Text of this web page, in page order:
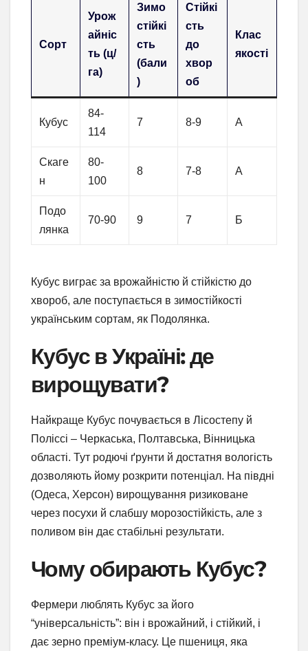
Сорт
Урож
айніс
ть (ц/
га)
Зимо
стійкі
сть
(бали
)
Стійкі
сть
до
хвор
об
Клас
якості
Кубус
84-
114
7 8-9 А
Скаге
н
80-
100
8 7-8 А
Подо
лянка
70-90 9 7 Б
Кубус виграє за врожайністю й стійкістю до
хвороб, але поступається в зимостійкості
українським сортам, як Подолянка.
Кубус в Україні: де
вирощувати?
Найкраще Кубус почувається в Лісостепу й
Поліссі – Черкаська, Полтавська, Вінницька
області. Тут родючі ґрунти й достатня вологість
дозволяють йому розкрити потенціал. На півдні
(Одеса, Херсон) вирощування ризиковане
через посухи й слабшу морозостійкість, але з
поливом він дає стабільні результати.
Чому обирають Кубус?
Фермери люблять Кубус за його
“універсальність”: він і врожайний, і стійкий, і
дає зерно преміум-класу. Це пшениця, яка